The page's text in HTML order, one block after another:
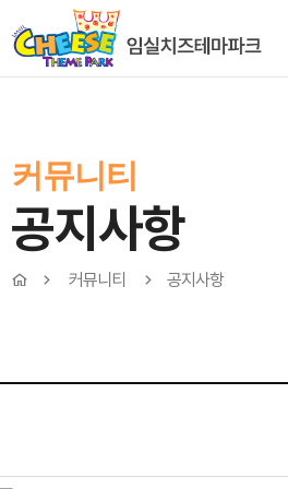
커뮤니티
공지사항
커뮤니티 공지사항